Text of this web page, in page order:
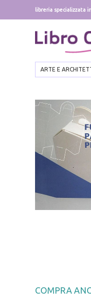
libreria specializzata
ARTE E
COMPRA